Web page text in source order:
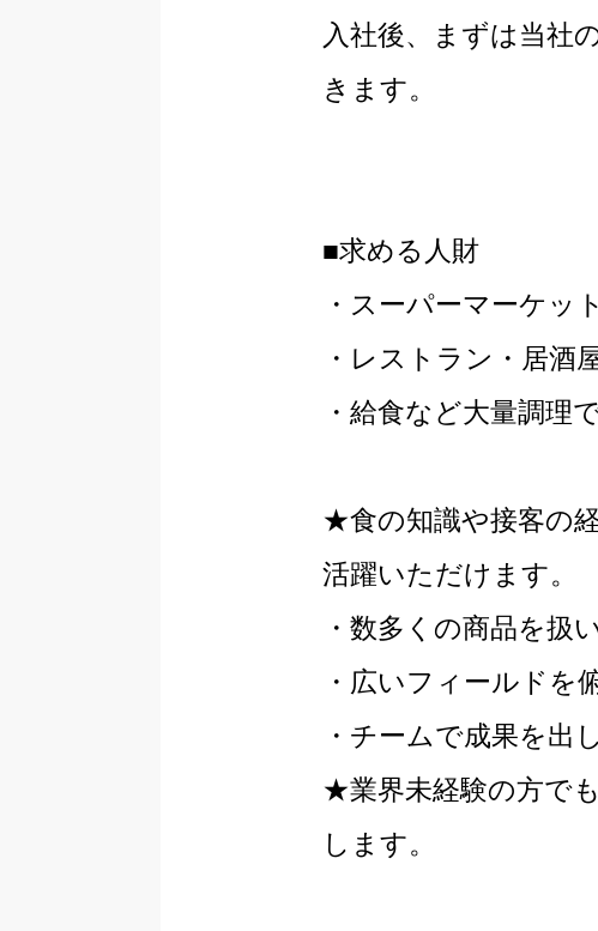
入社後、まずは当社
きます。
■求める人財
・スーパーマーケッ
・レストラン・居酒
・給食など大量調理
★食の知識や接客の
活躍いただけます。
・数多くの商品を扱
・広いフィールドを
・チームで成果を出
★業界未経験の方で
します。